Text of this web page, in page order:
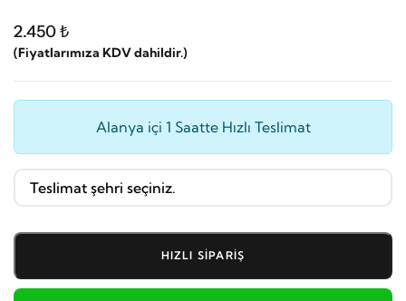
2.450 ₺
(Fiyatlarımıza KDV dahildir.)
Alanya içi 1 Saatte Hızlı Teslimat
HIZLI SIPARIŞ